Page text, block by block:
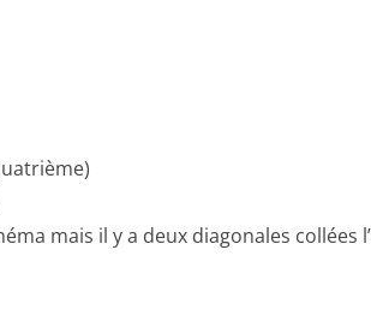
mais il y a deux diagonales collées